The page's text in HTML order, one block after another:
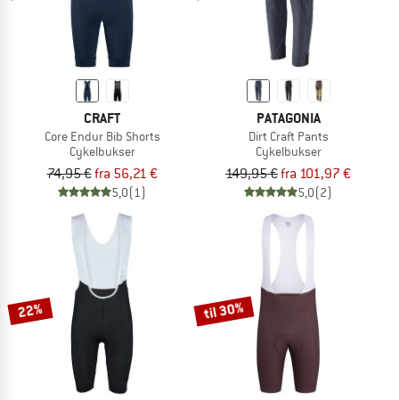
CRAFT
Core Endur Bib Shorts
Cykelbukser
74,95 €fra 56,21 €
5,0(1)
PATAGONIA
Dirt Craft Pants
Cykelbukser
149,95 €fra 101,97 €
5,0(2)
22% til 30%